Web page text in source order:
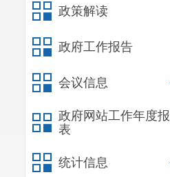
政策解读
政府工作报告
会议信息
政府网站工作年度报
表
统计信息